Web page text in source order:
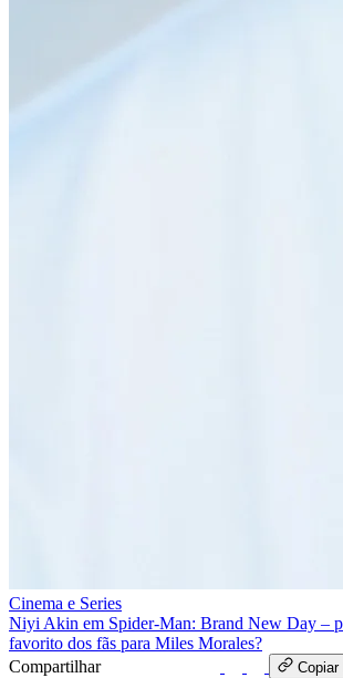
Cinema e Series
Niyi Akin em Spider-Man: Brand New Day –
favorito dos fãs para Miles Morales?
Compartilhar
Copiar